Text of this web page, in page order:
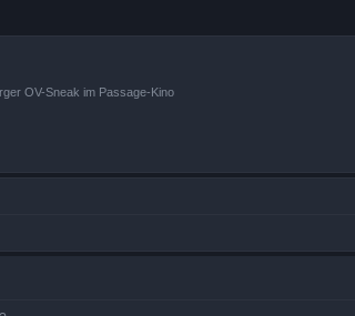
OV-Sneak im Passage-Kino